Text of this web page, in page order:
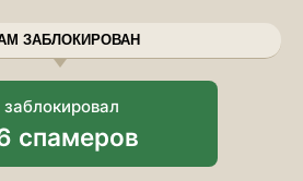
ЗАБЛОКИРОВАН
заблокировал
спамеров